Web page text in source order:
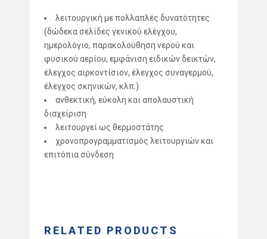
λειτουργική με πολλαπλές δυνατότητες
(δώδεκα σελίδες γενικού ελέγχου,
ημερολόγιο, παρακολούθηση νερού και
φυσικού αερίου, εμφάνιση ειδικών δεικτών,
έλεγχος αιρκοντίσιον, έλεγχος συναγερμού,
έλεγχος σκηνικών, κλπ.)
ανθεκτική, εύκολη και απολαυστική
διαχείριση
λειτουργεί ως θερμοστάτης
χρονοπρογραμματισμός λειτουργιών και
επιτόπια σύνδεση
RELATED PRODUCTS